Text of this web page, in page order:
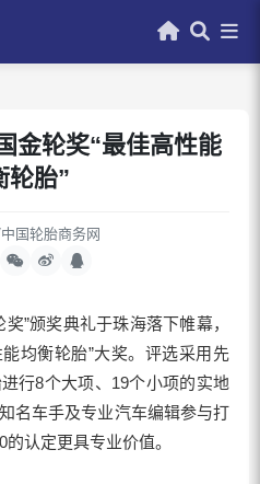
金轮奖“最佳高性能
轮胎”
中国轮胎商务网
颁奖典礼于珠海落下帷幕，
均衡轮胎”大奖。评选采用先
行8个大项、19个小项的实地
名车手及专业汽车编辑参与打
认定更具专业价值。